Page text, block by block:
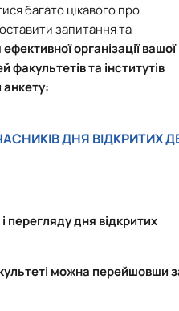
багато цікавого про
запитання та
організації вашої
факультетів та інститутів
ДНЯ ВІДКРИТИХ
перегляду дня відкритих
можна перейшовши